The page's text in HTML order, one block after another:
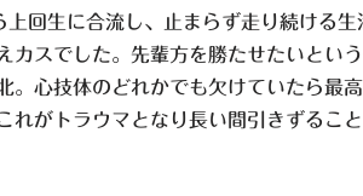
回生に合流し、止まらず走り続ける生
カスでした。先輩方を勝たせたいとい
。心技体のどれかでも欠けていたら最
れがトラウマとなり長い間引きずるこ